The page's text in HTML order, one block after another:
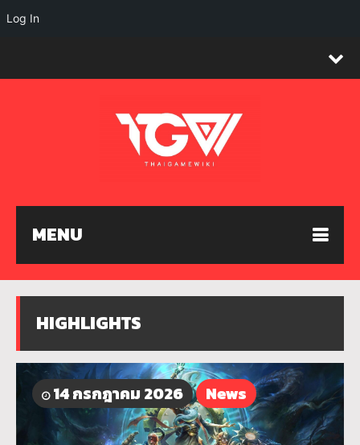
MENU
HIGHLIGHTS
14 กรกฎาคม 2026 News
12 กรกฎาคม 2026
LoL
News
News
Log In